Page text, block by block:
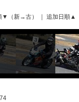
▼（新→古） 追加日順▲